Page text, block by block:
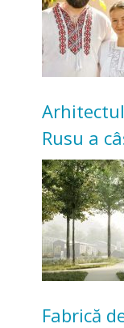
Rusu a
Fabrică